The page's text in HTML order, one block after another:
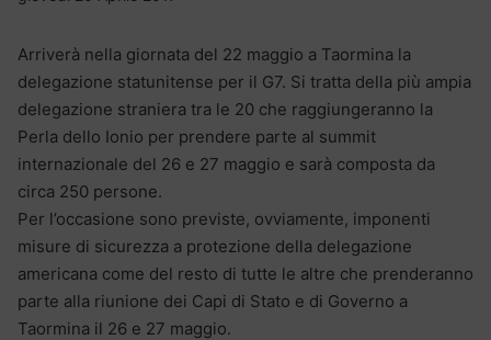
Arriverà nella giornata del 22 maggio a Taormina la
delegazione statunitense per il G7. Si tratta della più ampia
delegazione straniera tra le 20 che raggiungeranno la
Perla dello Ionio per prendere parte al summit
internazionale del 26 e 27 maggio e sarà composta da
circa 250 persone.
Per l’occasione sono previste, ovviamente, imponenti
misure di sicurezza a protezione della delegazione
americana come del resto di tutte le altre che prenderanno
parte alla riunione dei Capi di Stato e di Governo a
Taormina il 26 e 27 maggio.